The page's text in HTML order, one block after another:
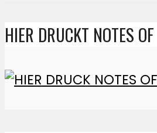
HIER DRUCKT NOTES